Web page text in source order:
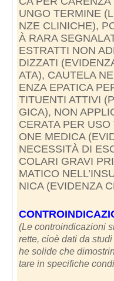
UNGO TERMINE
NZE CLINICHE),
À RARA
ESTRATTI NON
DIZZATI
ATA), CAUTELA
ENZA EPATICA
TITUENTI ATTIVI
GICA), NON
CERATA PER
ONE MEDICA
NECESSITÀ DI
COLARI GRAVI
MATICO
NICA (EVIDENZA
(Le controindicazioni
rette, cioè dati da
he solide che
tare in specifiche